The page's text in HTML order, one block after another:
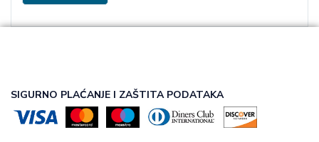
SIGURNO PLAĆANJE I ZAŠTITA PODATAKA